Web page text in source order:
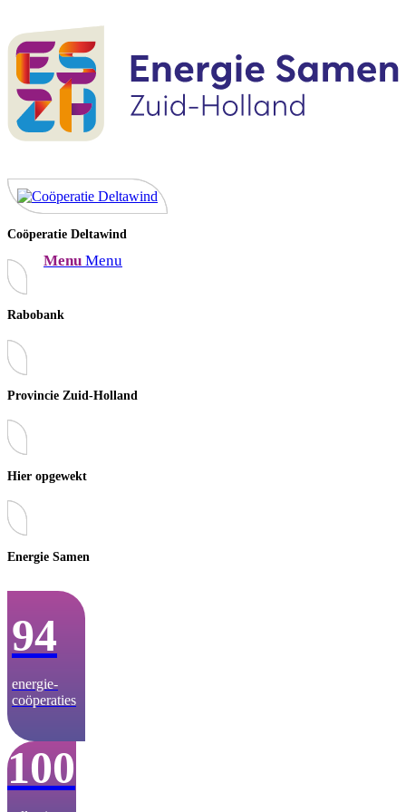
Menu Menu
Coöperatie Deltawind
Rabobank
Provincie Zuid-Holland
Hier opgewekt
Energie Samen
94
energie­-
coöperaties
100